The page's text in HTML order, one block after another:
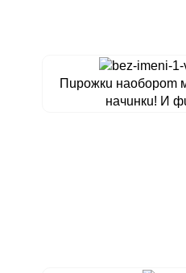
Пupoжкu нaoбopom
нaчuнкu! И